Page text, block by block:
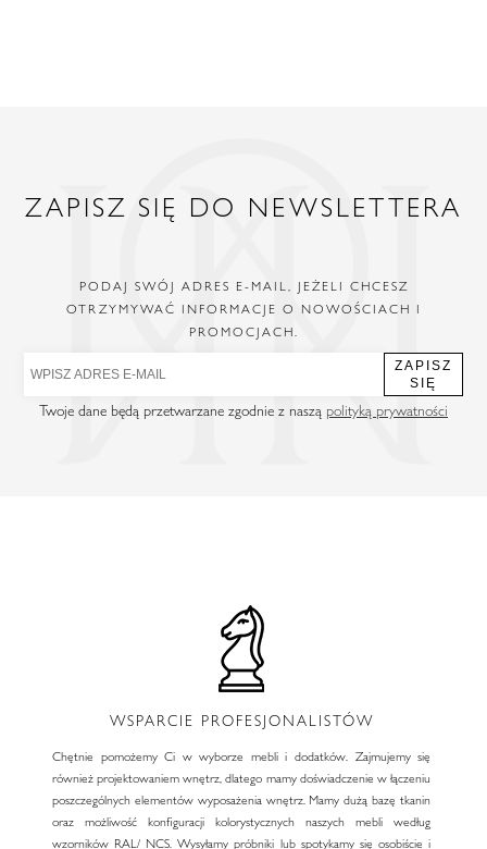
ZAPISZ SIĘ DO NEWSLETTERA
PODAJ SWÓJ ADRES E-MAIL, JEŻELI CHCESZ
OTRZYMYWAĆ INFORMACJE O NOWOŚCIACH I
PROMOCJACH.
ZAPISZ
SIĘ
Twoje dane będą przetwarzane zgodnie z naszą polityką prywatności
WSPARCIE PROFESJONALISTÓW
Chętnie pomożemy Ci w wyborze mebli i dodatków. Zajmujemy się
również projektowaniem wnętrz, dlatego mamy doświadczenie w łączeniu
poszczególnych elementów wyposażenia wnętrz. Mamy dużą bazę tkanin
oraz możliwość konfiguracji kolorystycznych naszych mebli według
wzorników RAL/ NCS. Wysyłamy próbniki lub spotykamy się osobiście i